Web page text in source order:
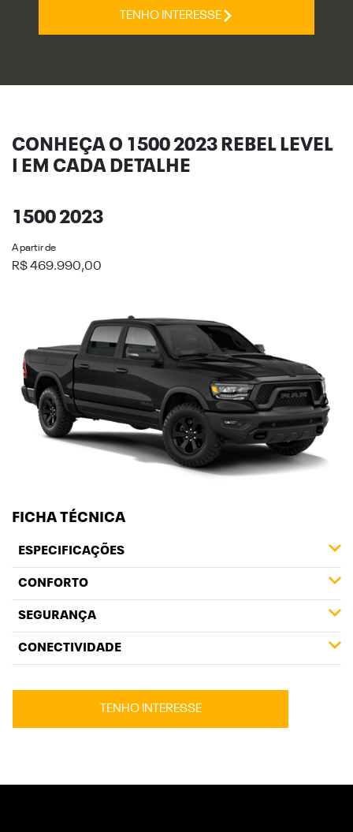
TENHO INTERESSE
CONHEÇA O 1500 2023 REBEL LEVEL
I EM CADA DETALHE
1500 2023
A partir de
R$ 469.990,00
FICHA TÉCNICA
ESPECIFICAÇÕES
CONFORTO
SEGURANÇA
CONECTIVIDADE
TENHO INTERESSE